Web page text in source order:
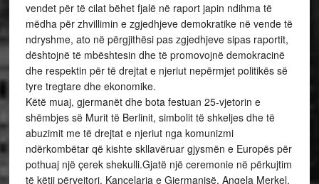
vendet për të cilat bëhet fjalë në raport japin ndihma të
mëdha për zhvillimin e zgjedhjeve demokratike në vende të
ndryshme, ato në përgjithësi pas zgjedhjeve sipas raportit,
dështojnë të mbështesin dhe të promovojnë demokracinë
dhe respektin për të drejtat e njeriut nepërmjet politikës së
tyre tregtare dhe ekonomike.
Këtë muaj, gjermanët dhe bota festuan 25-vjetorin e
shëmbjes së Murit të Berlinit, simbolit të shkeljes dhe të
abuzimit me të drejtat e njeriut nga komunizmi
ndërkombëtar që kishte skllavëruar gjysmën e Europës për
pothuaj një çerek shekulli.Gjatë një ceremonie në përkujtim
të këtij përvejtori, Kancelarja e Gjermanisë, Angela Merkel,